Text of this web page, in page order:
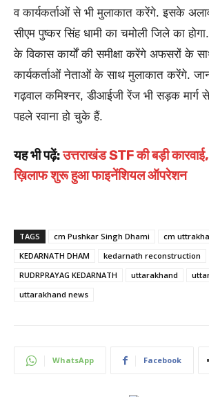
व कार्यकर्ताओं से भी मुलाकात करेंगे. इसके
सीएम पुष्कर सिंह धामी का चमोली जिले का
के विकास कार्यों की समीक्षा करेंगे अफसरों के
कार्यकर्ताओं नेताओं के साथ मुलाकात करेंगे.
गढ़वाल कमिश्नर, डीआईजी रेंज भी सड़क मार्ग
पहले रवाना हो चुके हैं.
यह भी पढ़ें:उत्तराखंड STF की बड़ी
ख़िलाफ शुरू हुआ फाइनेंशियल ऑपरेशन
TAGS cm Pushkar Singh Dhami
cm
KEDARNATH DHAM
kedarnath reconstruction
RUDRPRAYAG KEDARNATH
uttarakhand
uttarakhand news
WhatsApp Facebook